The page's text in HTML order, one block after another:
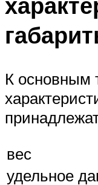
К основным
вес
удельное